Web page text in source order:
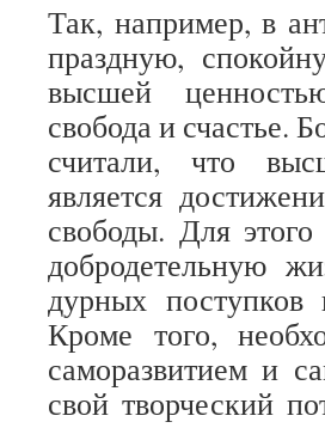
Так, например, в
праздную,
высшей
свобода и счастье.
считали, что
является
свободы. Для
добродетельную
дурных
Кроме того,
саморазвитием и
свой творческий